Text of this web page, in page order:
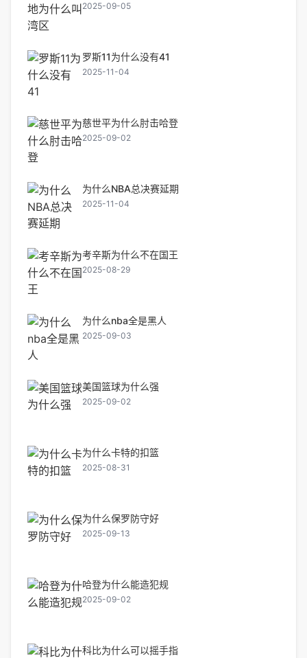
2025-09-05
罗斯11为什么没有41
2025-11-04
慈世平为什么肘击哈登
2025-09-02
为什么NBA总决赛延期
2025-11-04
考辛斯为什么不在国王
2025-08-29
为什么nba全是黑人
2025-09-03
美国篮球为什么强
2025-09-02
为什么卡特的扣篮
2025-08-31
为什么保罗防守好
2025-09-13
哈登为什么能造犯规
2025-09-02
科比为什么可以摇手指